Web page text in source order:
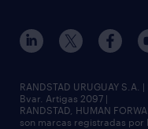
RANDSTAD URUGUAY
Bvar. Artigas 2097 |
RANDSTAD, HUMAN
son marcas registradas por